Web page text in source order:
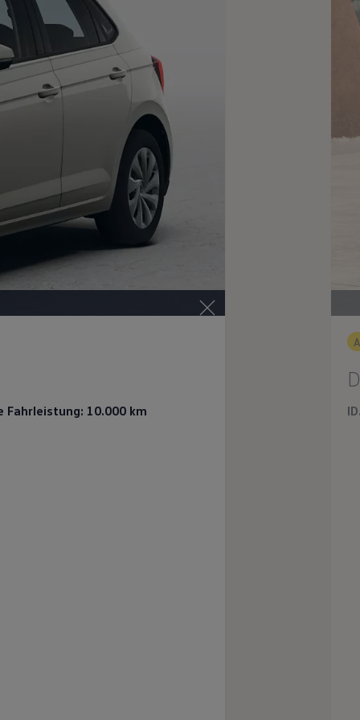
10.000 km